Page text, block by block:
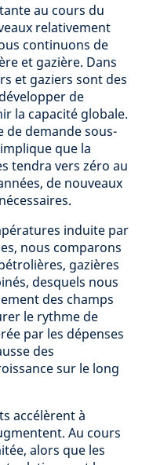
au cours du
relativement
continuons de
et gazière. Dans
et gaziers sont des
de
la capacité globale.
de demande sous-
que la
tendra vers zéro au
de nouveaux
induite par
nous comparons
gazières
desquels nous
des champs
le rythme de
par les dépenses
des
sur le long
accélèrent à
Au cours
alors que les